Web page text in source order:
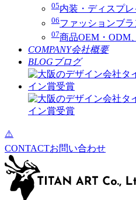
05内装・ディスプ
06ファッションブ
07商品OEM・ODM
COMPANY会社概要
BLOG ブログ
CONTACTお問い合わせ